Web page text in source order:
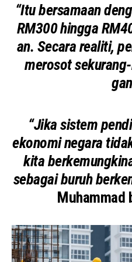
“Itu bersamaan
RM300 hingga
an. Secara realiti,
merosot
“Jika sistem
ekonomi negara
kita
sebagai buruh
Muhammad